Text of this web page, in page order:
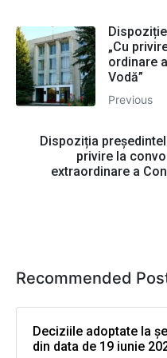
„Cu
ordinare
Vodă”
Previous
Dispoziția
privire la
extraordinare a
Recommended
Deciziile adoptate la
din data de 19 iunie